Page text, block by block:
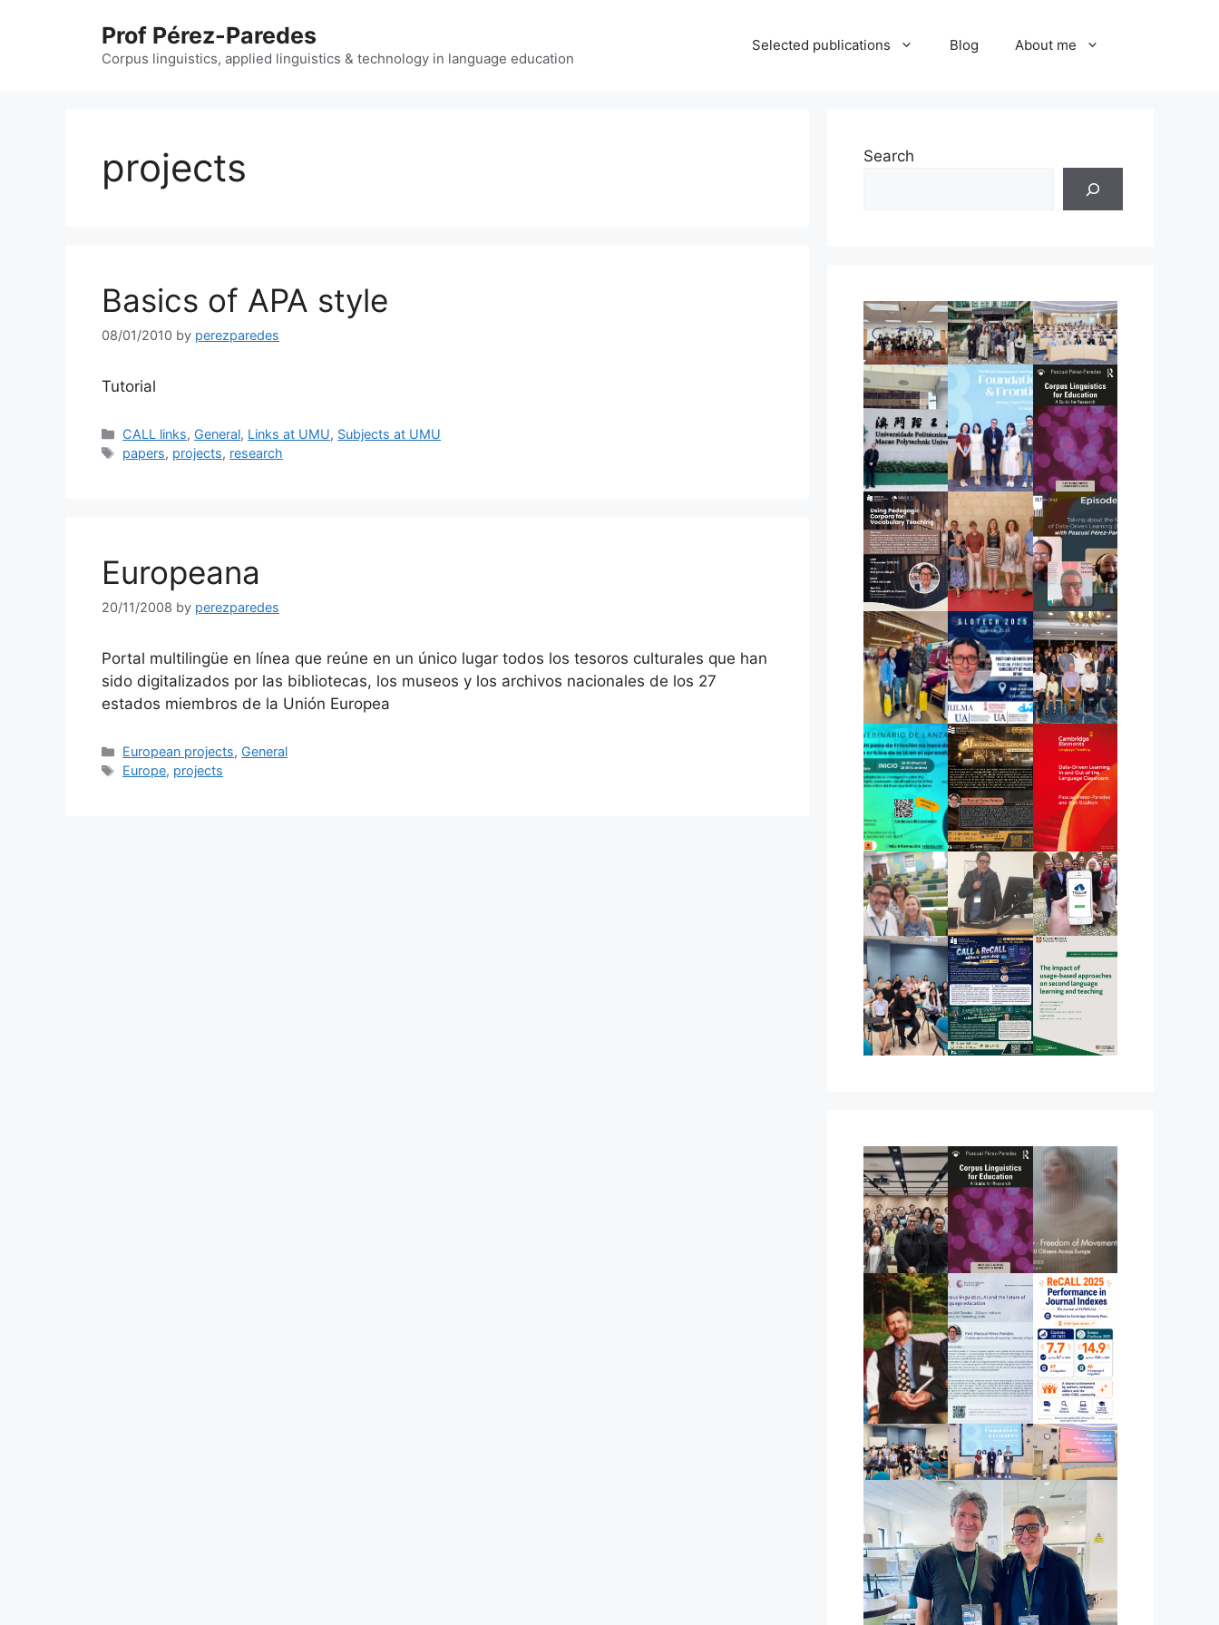
Prof Pérez-Paredes
Corpus linguistics, applied linguistics & technology in language education
Selected publications Blog About me
projects
Basics of APA style
08/01/2010 by perezparedes
Tutorial
Categories
CALL links, General, Links at UMU, Subjects at UMU
Tags
papers, projects, research
Europeana
20/11/2008 by perezparedes
Portal multilingüe en línea que reúne en un único lugar todos los tesoros culturales que han
sido digitalizados por las bibliotecas, los museos y los archivos nacionales de los 27
estados miembros de la Unión Europea
Categories
European projects, General
Tags
Europe, projects
Search